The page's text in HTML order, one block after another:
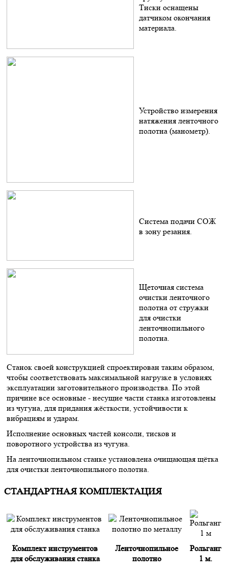
Тиски оснащены
датчиком окончания
материала.
Устройство измерения
натяжения ленточного
полотна (манометр).
Система подачи СОЖ
в зону резания.
Щеточная система
очистки ленточного
полотна от стружки
для очистки
ленточнопильного
полотна.
Станок своей конструкцией спроектирован таким образом,
чтобы соответствовать максимальной нагрузке в условиях
эксплуатации заготовительного производства. По этой
причине все основные - несущие части станка изготовлены
из чугуна, для придания жёсткости, устойчивости к
вибрациям и ударам.
Исполнение основных частей консоли, тисков и
поворотного устройства из чугуна.
На ленточнопильном станке установлена очищающая щётка
для очистки ленточнопильного полотна.
СТАНДАРТНАЯ КОМПЛЕКТАЦИЯ
Комплект инструментов
для обслуживания станка
Ленточнопильное
полотно
Рольганг
1 м.